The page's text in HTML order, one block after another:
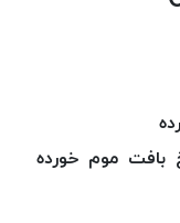
بافت موم خورده